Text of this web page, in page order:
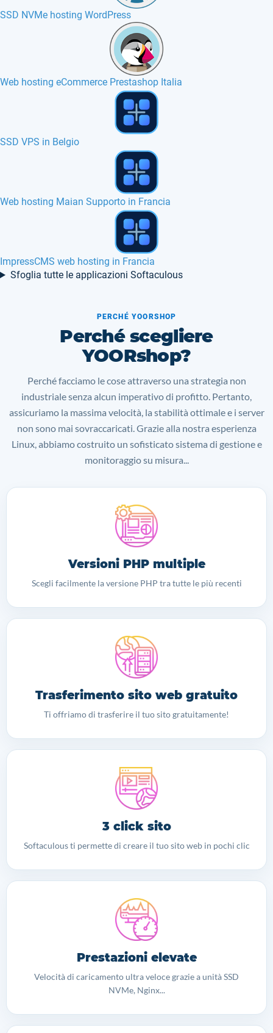
SSD NVMe hosting WordPress
Web hosting eCommerce Prestashop Italia
PivotX web hosting in Francia, Canada
Joobs Box web hosting in Francia
Web hosting Admin in Francia
Sfoglia tutte le applicazioni Softaculous
PERCHÉ YOORSHOP
Perché scegliere
YOORshop?
Perché facciamo le cose attraverso una strategia non
industriale senza alcun imperativo di profitto. Pertanto,
assicuriamo la massima velocità, la stabilità ottimale e i server
non sono mai sovraccaricati. Grazie alla nostra esperienza
Linux, abbiamo costruito un sofisticato sistema di gestione e
monitoraggio su misura...
Versioni PHP multiple
Scegli facilmente la versione PHP tra tutte le più recenti
Trasferimento sito web gratuito
Ti offriamo di trasferire il tuo sito gratuitamente!
3 click sito
Softaculous ti permette di creare il tuo sito web in pochi clic
Prestazioni elevate
Velocità di caricamento ultra veloce grazie a unità SSD
NVMe, Nginx...